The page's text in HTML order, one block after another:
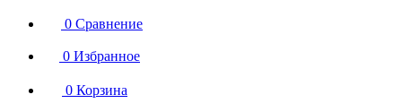
0 Сравнение
0 Избранное
0 Корзина